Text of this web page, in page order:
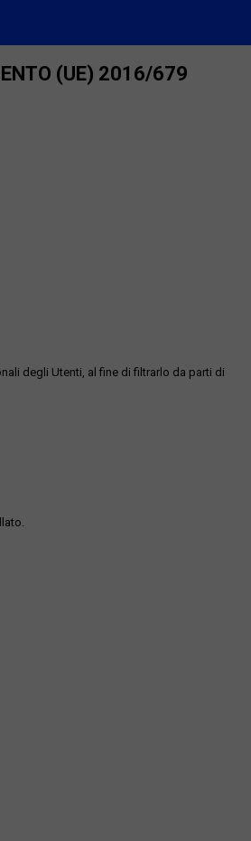
(UE) 2016/679
degli Utenti, al fine di filtrarlo da parti di